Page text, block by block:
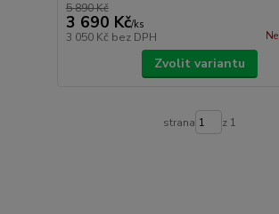
5 890 Kč
3 690 Kč/ks
3 050 Kč bez DPH
Zvolit variantu
strana z 1